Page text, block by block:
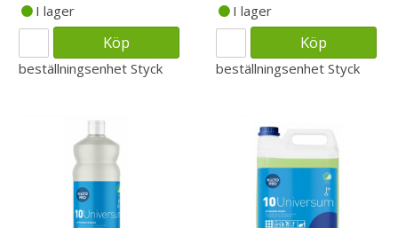
I lager
Köp
beställningsenhet Styck
I lager
Köp
beställningsenhet Styck